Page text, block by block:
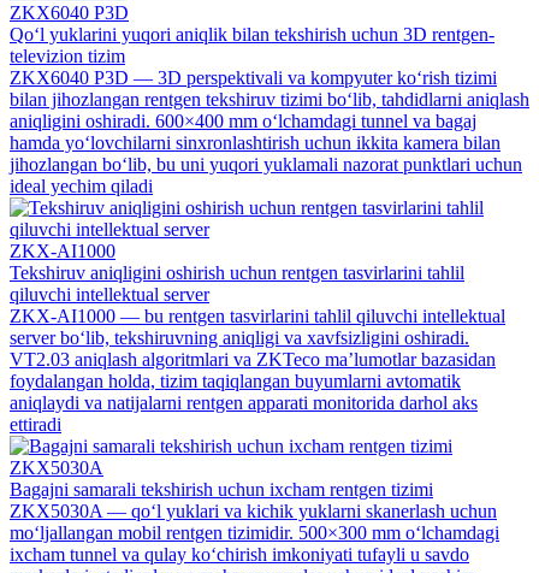
ZKX6040 P3D
Qo‘l yuklarini yuqori aniqlik bilan tekshirish uchun 3D rentgen-
televizion tizim
ZKX6040 P3D — 3D perspektivali va kompyuter ko‘rish tizimi
bilan jihozlangan rentgen tekshiruv tizimi bo‘lib, tahdidlarni aniqlash
aniqligini oshiradi. 600×400 mm o‘lchamdagi tunnel va bagaj
hamda yo‘lovchilarni sinxronlashtirish uchun ikkita kamera bilan
jihozlangan bo‘lib, bu uni yuqori yuklamali nazorat punktlari uchun
ideal yechim qiladi
ZKX-AI1000
Tekshiruv aniqligini oshirish uchun rentgen tasvirlarini tahlil
qiluvchi intellektual server
ZKX-AI1000 — bu rentgen tasvirlarini tahlil qiluvchi intellektual
server bo‘lib, tekshiruvning aniqligi va xavfsizligini oshiradi.
VT2.03 aniqlash algoritmlari va ZKTeco ma’lumotlar bazasidan
foydalangan holda, tizim taqiqlangan buyumlarni avtomatik
aniqlaydi va natijalarni rentgen apparati monitorida darhol aks
ettiradi
ZKX5030A
Bagajni samarali tekshirish uchun ixcham rentgen tizimi
ZKX5030A — qo‘l yuklari va kichik yuklarni skanerlash uchun
mo‘ljallangan mobil rentgen tizimidir. 500×300 mm o‘lchamdagi
ixcham tunnel va qulay ko‘chirish imkoniyati tufayli u savdo